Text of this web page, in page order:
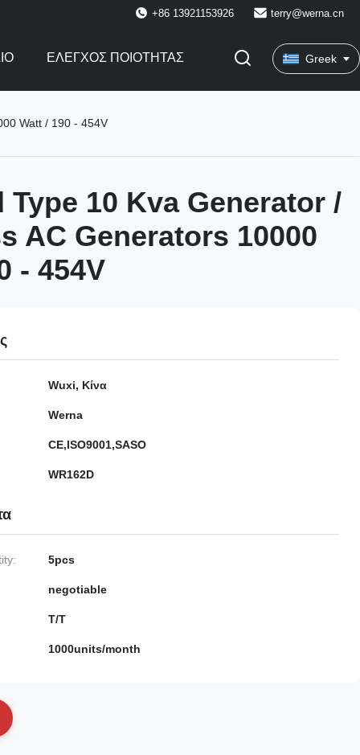
+86 13921153926 terry@werna.cn
ΈΛΕΓΧΟΣ ΠΟΙΌΤΗΤΑΣ Greek
Watt / 190 - 454V
Type 10 Kva Generator /
AC Generators 10000
- 454V
Wuxi, Κίνα
Werna
CE,ISO9001,SASO
WR162D
5pcs
negotiable
T/T
1000units/month